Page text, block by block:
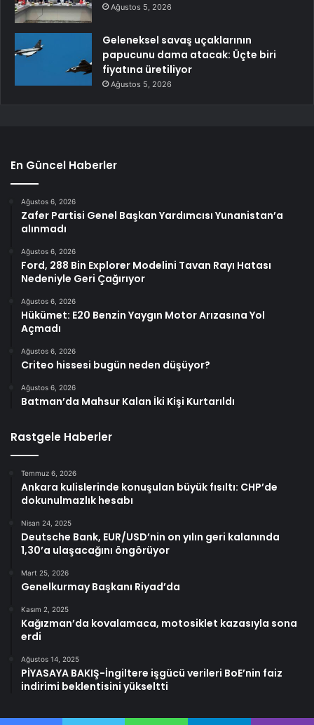
Ağustos 5, 2026
Geleneksel savaş uçaklarının
papucunu dama atacak: Üçte biri
fiyatına üretiliyor
Ağustos 5, 2026
En Güncel Haberler
Ağustos 6, 2026
Zafer Partisi Genel Başkan Yardımcısı Yunanistan’a
alınmadı
Ağustos 6, 2026
Ford, 288 Bin Explorer Modelini Tavan Rayı Hatası
Nedeniyle Geri Çağırıyor
Ağustos 6, 2026
Hükümet: E20 Benzin Yaygın Motor Arızasına Yol
Açmadı
Ağustos 6, 2026
Criteo hissesi bugün neden düşüyor?
Ağustos 6, 2026
Batman’da Mahsur Kalan İki Kişi Kurtarıldı
Rastgele Haberler
Temmuz 6, 2026
Ankara kulislerinde konuşulan büyük fısıltı: CHP’de
dokunulmazlık hesabı
Nisan 24, 2025
Deutsche Bank, EUR/USD’nin on yılın geri kalanında
1,30’a ulaşacağını öngörüyor
Mart 25, 2026
Genelkurmay Başkanı Riyad’da
Kasım 2, 2025
Kağızman’da kovalamaca, motosiklet kazasıyla sona
erdi
Ağustos 14, 2025
PİYASAYA BAKIŞ-İngiltere işgücü verileri BoE’nin faiz
indirimi beklentisini yükseltti